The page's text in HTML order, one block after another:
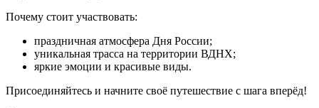
Почему стоит участвовать:
праздничная атмосфера Дня России;
уникальная трасса на территории ВДНХ;
яркие эмоции и красивые виды.
Присоединяйтесь и начните своё путешествие с шага вперёд!